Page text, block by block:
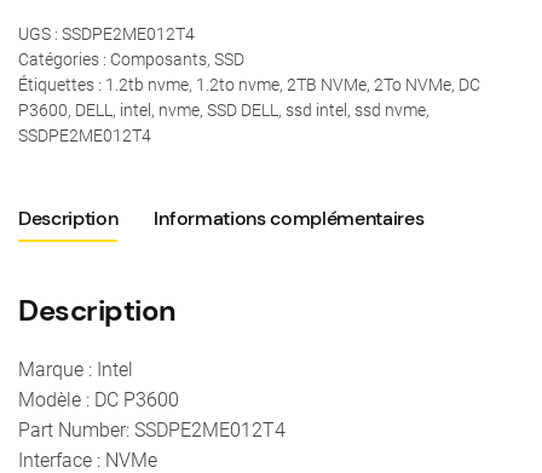
UGS : SSDPE2ME012T4
Catégories : Composants, SSD
Étiquettes : 1.2tb nvme, 1.2to nvme, 2TB NVMe, 2To NVMe, DC
P3600, DELL, intel , nvme, SSD DELL, ssd intel , ssd nvme,
SSDPE2ME012T4
Description Informations complémentaires
Description
Marque : Intel
Modèle : DC P3600
Part Number: SSDPE2ME012T4
Interface : NVMe